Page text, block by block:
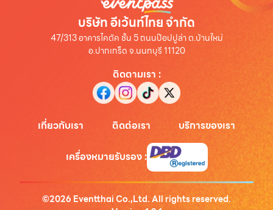
บริษัท อีเว้นท์ไทย จำกัด
47/313 อาคารไคตัค ชั้น 5 ถนนป๊อปปูล่า ต.บ้านใหม่
อ.ปากเกร็ด จ.นนทบุรี 11120
ติดตามเรา :
เกี่ยวกับเรา ติดต่อเรา บริการของเรา
เครื่องหมายรับรอง:
©2026 Eventthai Co.,Ltd. All rights reserved.